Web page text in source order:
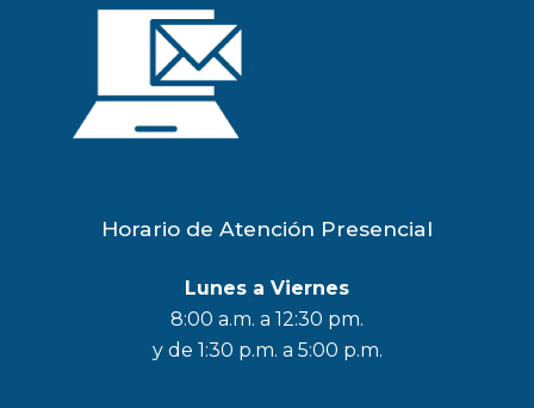
Horario de Atención Presencial
Lunes a Viernes
8:00 a.m. a 12:30 pm.
y de 1:30 p.m. a 5:00 p.m.